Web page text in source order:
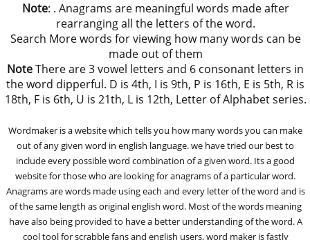
Note: . Anagrams are meaningful words made after
rearranging all the letters of the word.
Search More words for viewing how many words can be
made out of them
NoteThere are 3 vowel letters and 6 consonant letters in
the word dipperful. D is 4th, I is 9th, P is 16th, E is 5th, R is
18th, F is 6th, U is 21th, L is 12th, Letter of Alphabet series.
Wordmaker is a website which tells you how many words you can make
out of any given word in english language. we have tried our best to
include every possible word combination of a given word. Its a good
website for those who are looking for anagrams of a particular word.
Anagrams are words made using each and every letter of the word and is
of the same length as original english word. Most of the words meaning
have also being provided to have a better understanding of the word. A
cool tool for scrabble fans and english users, word maker is fastly